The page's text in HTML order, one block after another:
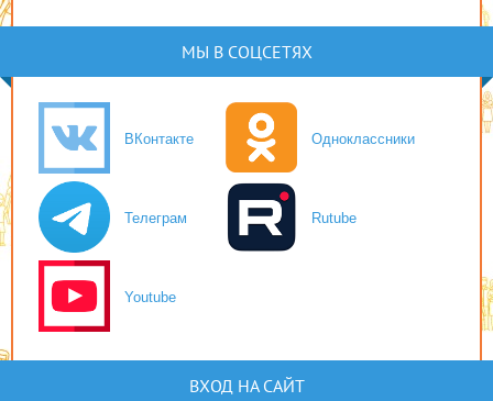
МЫ В СОЦСЕТЯХ
ВКонтакте Одноклассники
Телеграм Rutube
Youtube
ВХОД НА САЙТ